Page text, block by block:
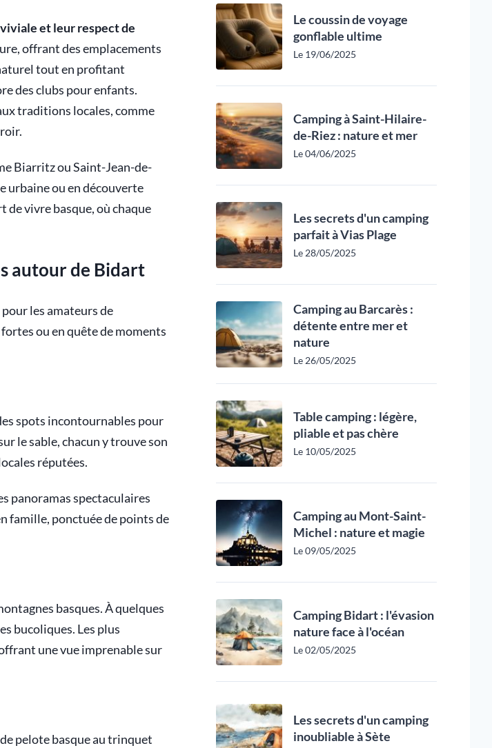
et leur respect de
offrant des emplacements
tout en profitant
des clubs pour enfants.
traditions locales, comme
Biarritz ou Saint-Jean-de-
urbaine ou en découverte
de vivre basque, où chaque
autour de Bidart
les amateurs de
ou en quête de moments
spots incontournables pour
le sable, chacun y trouve son
réputées.
panoramas spectaculaires
famille, ponctuée de points de
basques. À quelques
bucoliques. Les plus
une vue imprenable sur
pelote basque au trinquet
Le coussin de voyage
gonflable ultime
Le 19/06/2025
Camping à Saint-Hilaire-
de-Riez : nature et mer
Le 04/06/2025
Les secrets d'un camping
parfait à Vias Plage
Le 28/05/2025
Camping au Barcarès :
détente entre mer et
nature
Le 26/05/2025
Table camping : légère,
pliable et pas chère
Le 10/05/2025
Camping au Mont-Saint-
Michel : nature et magie
Le 09/05/2025
Camping Bidart : l'évasion
nature face à l'océan
Le 02/05/2025
Les secrets d'un camping
inoubliable à Sète